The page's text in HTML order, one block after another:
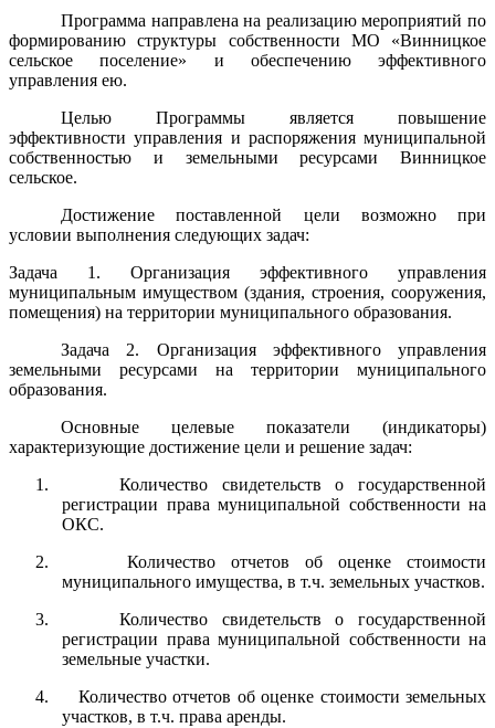
Программа направлена на реализацию мероприятий по
формированию структуры собственности МО «Винницкое
сельское поселение» и обеспечению эффективного
управления ею.
Целью Программы является повышение
эффективности управления и распоряжения муниципальной
собственностью и земельными ресурсами Винницкое
сельское.
Достижение поставленной цели возможно при
условии выполнения следующих задач:
Задача 1. Организация эффективного управления
муниципальным имуществом (здания, строения, сооружения,
помещения) на территории муниципального образования.
Задача 2. Организация эффективного управления
земельными ресурсами на территории муниципального
образования.
Основные целевые показатели (индикаторы)
характеризующие достижение цели и решение задач:
1. Количество свидетельств о государственной
регистрации права муниципальной собственности на
ОКС.
2. Количество отчетов об оценке стоимости
муниципального имущества, в т.ч. земельных участков.
3. Количество свидетельств о государственной
регистрации права муниципальной собственности на
земельные участки.
4. Количество отчетов об оценке стоимости земельных
участков, в т.ч. права аренды.